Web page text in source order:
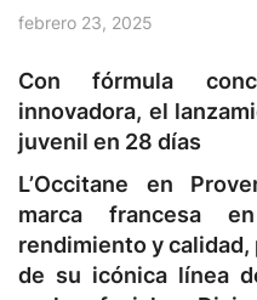
febrero 23, 2025
Con fórmula
innovadora, el
juvenil en 28 días
L’Occitane en
marca francesa
rendimiento y
de su icónica línea